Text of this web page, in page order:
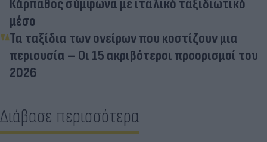
Κάρπαθος σύμφωνα με ιταλικό ταξιδιωτικό
μέσο
Τα ταξίδια των ονείρων που κοστίζουν μια
περιουσία – Οι 15 ακριβότεροι προορισμοί του
2026
Διάβασε περισσότερα